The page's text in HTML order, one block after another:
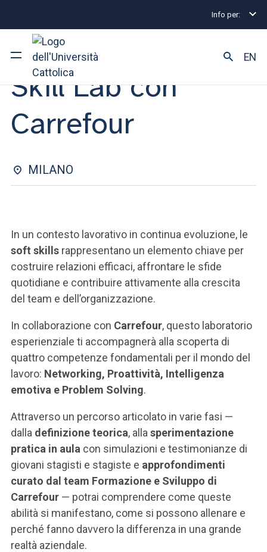
Info per:
Ateneo
Corsi di studio
Ricerca
Facoltà e campus
ACCEDI ALLA MAIL ICATT
SEI UN DOCENTE O UN MEMBRO DELLO STAFF
ACCEDI A CLOUDMAIL
EN
Eventi di Stage e Placement Skill Lab con Carrefour
STAGE&PLACEMENT | 24 NOVEMBRE 2025
Skill Lab con
Carrefour
MILANO
In un contesto lavorativo in continua evoluzione, le
soft skills rappresentano un elemento chiave per
costruire relazioni efficaci, affrontare le sfide
quotidiane e contribuire attivamente alla crescita
del team e dell’organizzazione.
In collaborazione con Carrefour, questo laboratorio
esperienziale ti accompagnerà alla scoperta di
quattro competenze fondamentali per il mondo del
lavoro: Networking, Proattività, Intelligenza
emotiva e Problem Solving.
Attraverso un percorso articolato in varie fasi —
dalla definizione teorica, alla sperimentazione
pratica in aula con simulazioni e testimonianze di
giovani stagisti e stagiste e approfondimenti
curato dal team Formazione e Sviluppo di
Carrefour — potrai comprendere come queste
abilità si manifestano, come si possono allenare e
perché fanno davvero la differenza in una grande
realtà aziendale.